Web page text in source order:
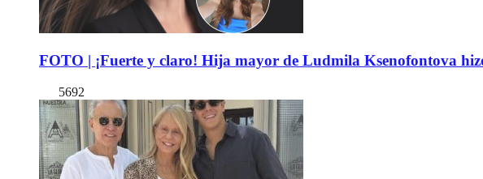
FOTO | ¡Fuerte y claro! Hija mayor de Ludmila Ksenofontova
5692